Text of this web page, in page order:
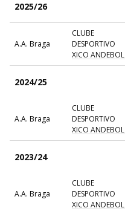
2025/26
A.A. Braga
CLUBE
DESPORTIVO
XICO ANDEBOL
2024/25
A.A. Braga
CLUBE
DESPORTIVO
XICO ANDEBOL
2023/24
A.A. Braga
CLUBE
DESPORTIVO
XICO ANDEBOL